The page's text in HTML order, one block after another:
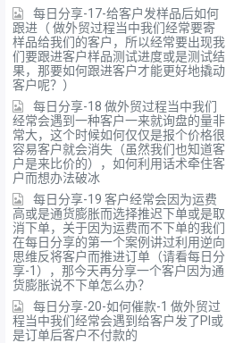
每日分享-17-给客户发样品后如何
跟进（ 做外贸过程当中我们经常要寄
样品给我们的客户，所以经常要出现我
们要跟进客户样品测试进度或是测试结
果，那要如何跟进客户才能更好地撬动
客户呢？）
每日分享-18 做外贸过程当中我们
经常会遇到一种客户一来就询盘的量非
常大，这个时候如何仅仅是报个价格很
容易客户就会消失（虽然我们也知道客
户是来比价的），如何利用话术牵住客
户而想办法破冰
每日分享-19 客户经常会因为运费
高或是通货膨胀而选择推迟下单或是取
消下单，关于因为运费而不下单的我们
在每日分享的第一个案例讲过利用逆向
思维反将客户而推进订单（请看每日分
享-1），那今天再分享一个客户因为通
货膨胀说不下单怎么办？
每日分享-20-如何催款-1 做外贸过
程当中我们经常会遇到给客户发了PI或
是订单后客户不付款的